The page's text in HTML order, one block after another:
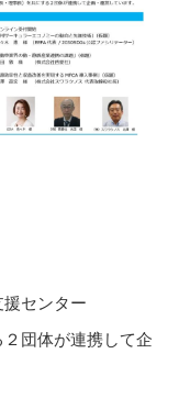
センター
団体が連携して企